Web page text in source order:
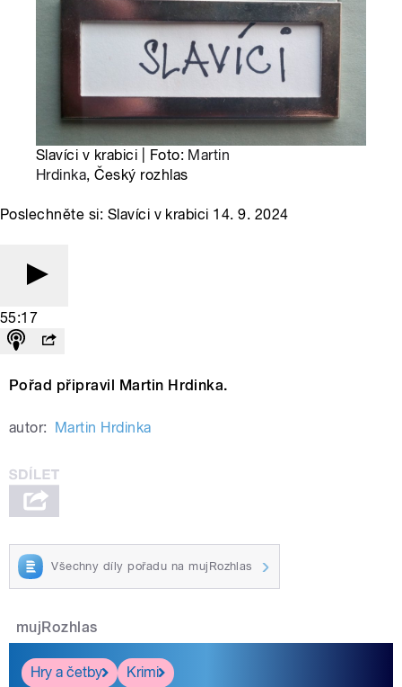
Slavíci v krabici | Foto: Martin
Hrdinka, Český rozhlas
Poslechněte si: Slavíci v krabici 14. 9. 2024
55:17
Pořad připravil Martin Hrdinka.
autor: Martin Hrdinka
Všechny díly pořadu na mujRozhlas
mujRozhlas
Hry a četby
Krimi